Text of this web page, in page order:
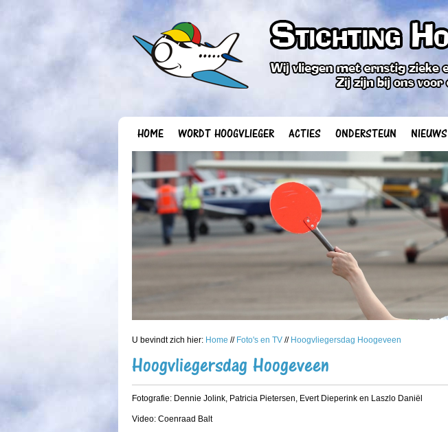
HOME WORDT HOOGVLIEGER ACTIES ONDERSTEUN NIEUWS
U bevindt zich hier: Home // Foto's en TV // Hoogvliegersdag Hoogeveen
Hoogvliegersdag Hoogeveen
Fotografie: Dennie Jolink, Patricia Pietersen, Evert Dieperink en Laszlo Daniël
Video: Coenraad Balt